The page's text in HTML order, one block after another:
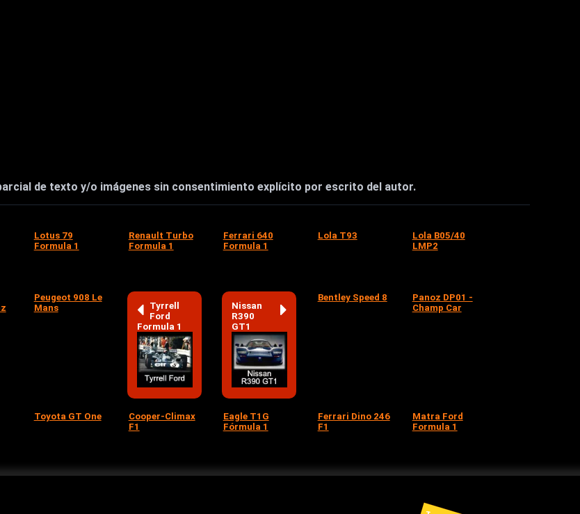
de texto y/o imágenes sin consentimiento explícito por escrito del autor.
Lotus 79
Formula 1
Renault Turbo
Formula 1
Ferrari 640
Formula 1
Lola T93
Lola B05/40
LMP2
Peugeot 908 Le
Mans
Tyrrell
Ford
Formula 1
Nissan
R390
GT1
Bentley Speed 8
Panoz DP01 -
Champ Car
Toyota GT One
Cooper-Climax
F1
Eagle T1G
Fórmula 1
Ferrari Dino 246
F1
Matra Ford
Formula 1